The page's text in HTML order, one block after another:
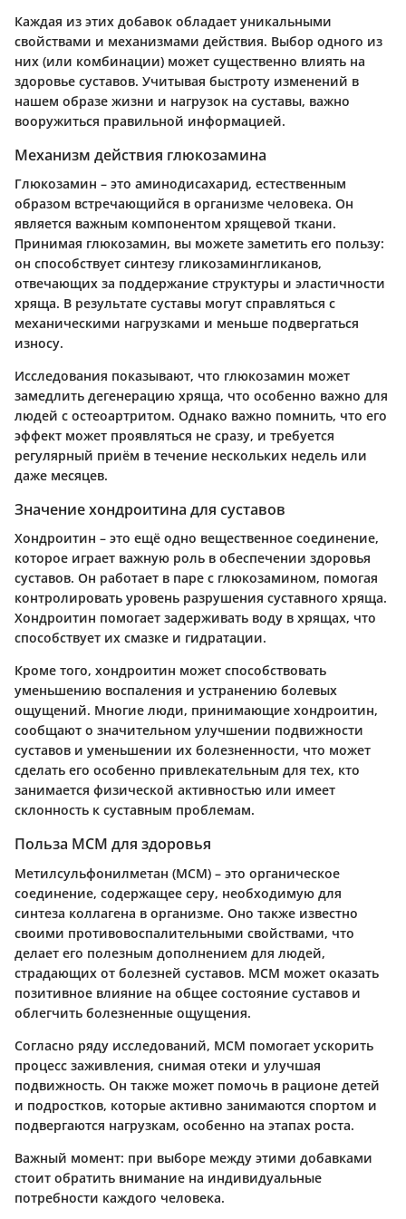
Каждая из этих добавок обладает уникальными
свойствами и механизмами действия. Выбор одного из
них (или комбинации) может существенно влиять на
здоровье суставов. Учитывая быстроту изменений в
нашем образе жизни и нагрузок на суставы, важно
вооружиться правильной информацией.
Механизм действия глюкозамина
Глюкозамин – это аминодисахарид, естественным
образом встречающийся в организме человека. Он
является важным компонентом хрящевой ткани.
Принимая глюкозамин, вы можете заметить его пользу:
он способствует синтезу гликозамингликанов,
отвечающих за поддержание структуры и эластичности
хряща. В результате суставы могут справляться с
механическими нагрузками и меньше подвергаться
износу.
Исследования показывают, что глюкозамин может
замедлить дегенерацию хряща, что особенно важно для
людей с остеоартритом. Однако важно помнить, что его
эффект может проявляться не сразу, и требуется
регулярный приём в течение нескольких недель или
даже месяцев.
Значение хондроитина для суставов
Хондроитин – это ещё одно вещественное соединение,
которое играет важную роль в обеспечении здоровья
суставов. Он работает в паре с глюкозамином, помогая
контролировать уровень разрушения суставного хряща.
Хондроитин помогает задерживать воду в хрящах, что
способствует их смазке и гидратации.
Кроме того, хондроитин может способствовать
уменьшению воспаления и устранению болевых
ощущений. Многие люди, принимающие хондроитин,
сообщают о значительном улучшении подвижности
суставов и уменьшении их болезненности, что может
сделать его особенно привлекательным для тех, кто
занимается физической активностью или имеет
склонность к суставным проблемам.
Польза МСМ для здоровья
Метилсульфонилметан (МСМ) – это органическое
соединение, содержащее серу, необходимую для
синтеза коллагена в организме. Оно также известно
своими противовоспалительными свойствами, что
делает его полезным дополнением для людей,
страдающих от болезней суставов. МСМ может оказать
позитивное влияние на общее состояние суставов и
облегчить болезненные ощущения.
Согласно ряду исследований, МСМ помогает ускорить
процесс заживления, снимая отеки и улучшая
подвижность. Он также может помочь в рационе детей
и подростков, которые активно занимаются спортом и
подвергаются нагрузкам, особенно на этапах роста.
Важный момент: при выборе между этими добавками
стоит обратить внимание на индивидуальные
потребности каждого человека.